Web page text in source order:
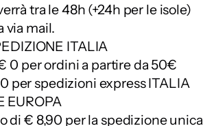
tra le 48h (+24h per le isole)
via mail.
ITALIA
0 per ordini a partire da 50€
per spedizioni express ITALIA
di € 8,90 per la spedizione unica